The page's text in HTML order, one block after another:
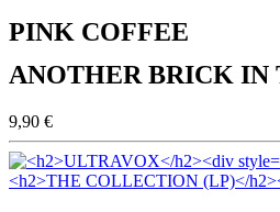
PINK COFFEE
ANOTHER BRICK IN
9,90 €